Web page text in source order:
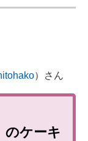
）さん
のケーキ